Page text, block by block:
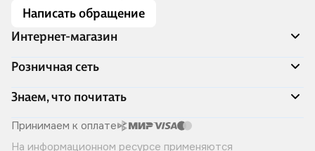
Написать обращение
Интернет-магазин
Акции
Доставка и оплата
Программа лояльности
Подарочные сертификаты
Правила продажи
Политика конфиденциальности
Розничная сеть
Адреса магазинов
О компании
Знаем, что почитать
Скоро в продаже
Принимаем к оплате
На информационном ресурсе применяются